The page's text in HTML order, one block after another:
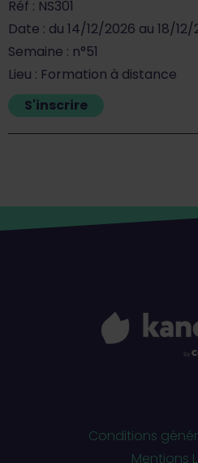
Réf : NS301
Date : du 14/12/2026 au 18/12/
Semaine : n°51
Lieu : Formation à distance
S'inscrire
Conditions
Mentions